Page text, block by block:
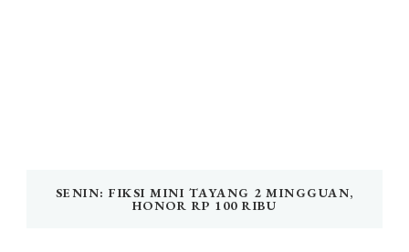
SENIN: FIKSI MINI TAYANG 2 MINGGUAN,
HONOR RP 100 RIBU